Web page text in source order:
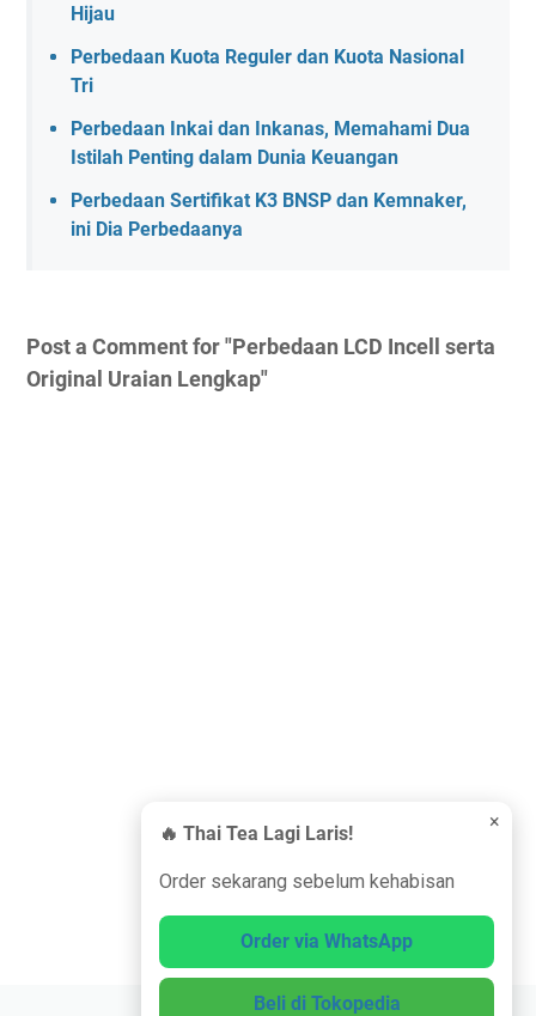
Hijau
Perbedaan Kuota Reguler dan Kuota Nasional
Tri
Perbedaan Inkai dan Inkanas, Memahami Dua
Istilah Penting dalam Dunia Keuangan
Perbedaan Sertifikat K3 BNSP dan Kemnaker,
ini Dia Perbedaanya
Post a Comment for "Perbedaan LCD Incell serta
Original Uraian Lengkap"
×
🔥 Thai Tea Lagi Laris!
Order sekarang sebelum kehabisan
Order via WhatsApp
Beli di Tokopedia